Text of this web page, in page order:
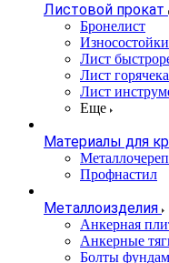
Листовой прокат
Бронелист
Лист
Лист
Лист
Еще
Материалы для
Профнастил
Металлоизделия
Анкерная
Анкерные
Болты